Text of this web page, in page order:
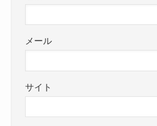
メール
サイト